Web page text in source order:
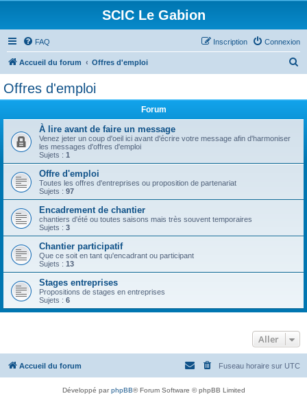
SCIC Le Gabion
FAQ Connexion
Inscription
Accueil du forum Offres d'emploi
Offres d'emploi
Forum
À lire avant de faire un message
Venez jeter un coup d'oeil ici avant d'écrire votre message afin d'harmoniser
les messages d'offres d'emploi
Sujets : 1
Offre d'emploi
Toutes les offres d'entreprises ou proposition de partenariat
Sujets : 97
Encadrement de chantier
chantiers d'été ou toutes saisons mais très souvent temporaires
Sujets : 3
Chantier participatif
Que ce soit en tant qu'encadrant ou participant
Sujets : 13
Stages entreprises
Propositions de stages en entreprises
Sujets : 6
Aller
Accueil du forum Fuseau horaire sur UTC
Développé parphpBB® Forum Software © phpBB Limited